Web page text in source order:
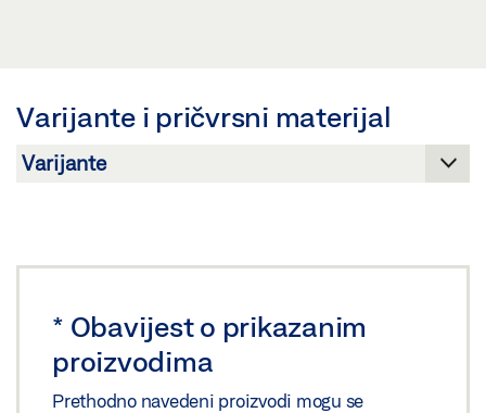
Preuzmi (.PDF | 443 KB)
Podijeli
Varijante i pričvrsni materijal
* Obavijest o prikazanim
proizvodima
Prethodno navedeni proizvodi mogu se